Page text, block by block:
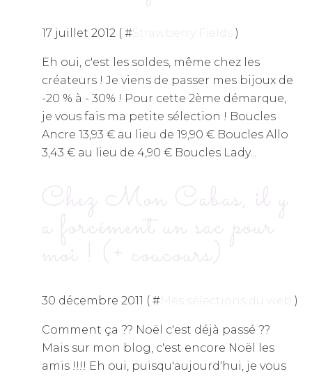
17 juillet 2012 ( # Strawberry Fields )
Eh oui, c'est les soldes, même chez les
créateurs ! Je viens de passer mes bijoux de
-20 % à - 30% ! Pour cette 2ème démarque,
je vous fais ma petite sélection ! Boucles
Ancre 13,93 € au lieu de 19,90 € Boucles Allo
3,43 € au lieu de 4,90 € Boucles Lady...
Chez Mon Cabas, il y
a forcément un sac pour
moi ! (+ coucours)
30 décembre 2011 ( #Mes sélections du web )
Comment ça ?? Noël c'est déjà passé ??
Mais sur mon blog, c'est encore Noël les
amis !!!! Eh oui, puisqu'aujourd'hui, je vous